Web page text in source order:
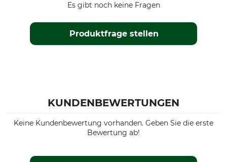
Made in Italy
Produktfrage stellen
Es gibt noch keine Fragen
KUNDENBEWERTUNGEN
Keine Kundenbewertung vorhanden. Geben Sie die erste
Bewertung ab!